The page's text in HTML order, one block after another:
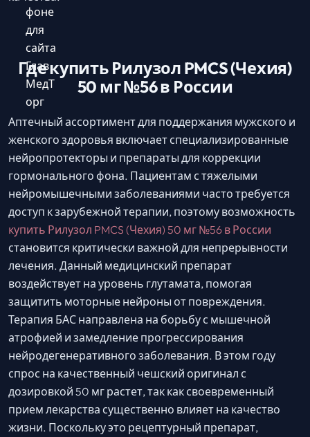
Где купить Рилузол PMCS (Чехия)
50 мг №56 в России
Аптечный ассортимент для поддержания мужского и
женского здоровья включает специализированные
нейропротекторы и препараты для коррекции
гормонального фона. Пациентам с тяжелыми
нейромышечными заболеваниями часто требуется
доступ к зарубежной терапии, поэтому возможность
купить Рилузол PMCS (Чехия) 50 мг №56 в России
становится критически важной для непрерывности
лечения. Данный медицинский препарат
воздействует на уровень глутамата, помогая
защитить моторные нейроны от повреждения.
Терапия БАС направлена на борьбу с мышечной
атрофией и замедление прогрессирования
нейродегенеративного заболевания. В этом году
спрос на качественный чешский оригинал с
дозировкой 50 мг растет, так как своевременный
прием лекарства существенно влияет на качество
жизни. Поскольку это рецептурный препарат,